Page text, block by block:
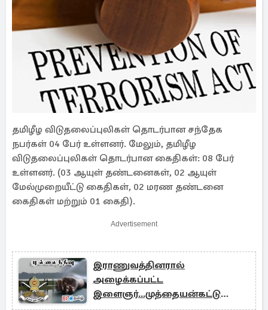
தமிழீழ விடுதலைப்புலிகள் தொடர்பான சந்தேக
நபர்கள் 04 பேர் உள்ளனர். மேலும், தமிழீழ
விடுதலைப்புலிகள் தொடர்பான கைதிகள்: 08 பேர்
உள்ளனர். (03 ஆயுள் தண்டனைகள், 02 ஆயுள்
மேல்முறையீட்டு கைதிகள், 02 மரண தண்டனை
கைதிகள் மற்றும் 01 கைதி).
Advertisement
இராணுவத்தினரால்
அழைக்கப்பட்ட
இளைஞர்...முத்தையன்கட்டு